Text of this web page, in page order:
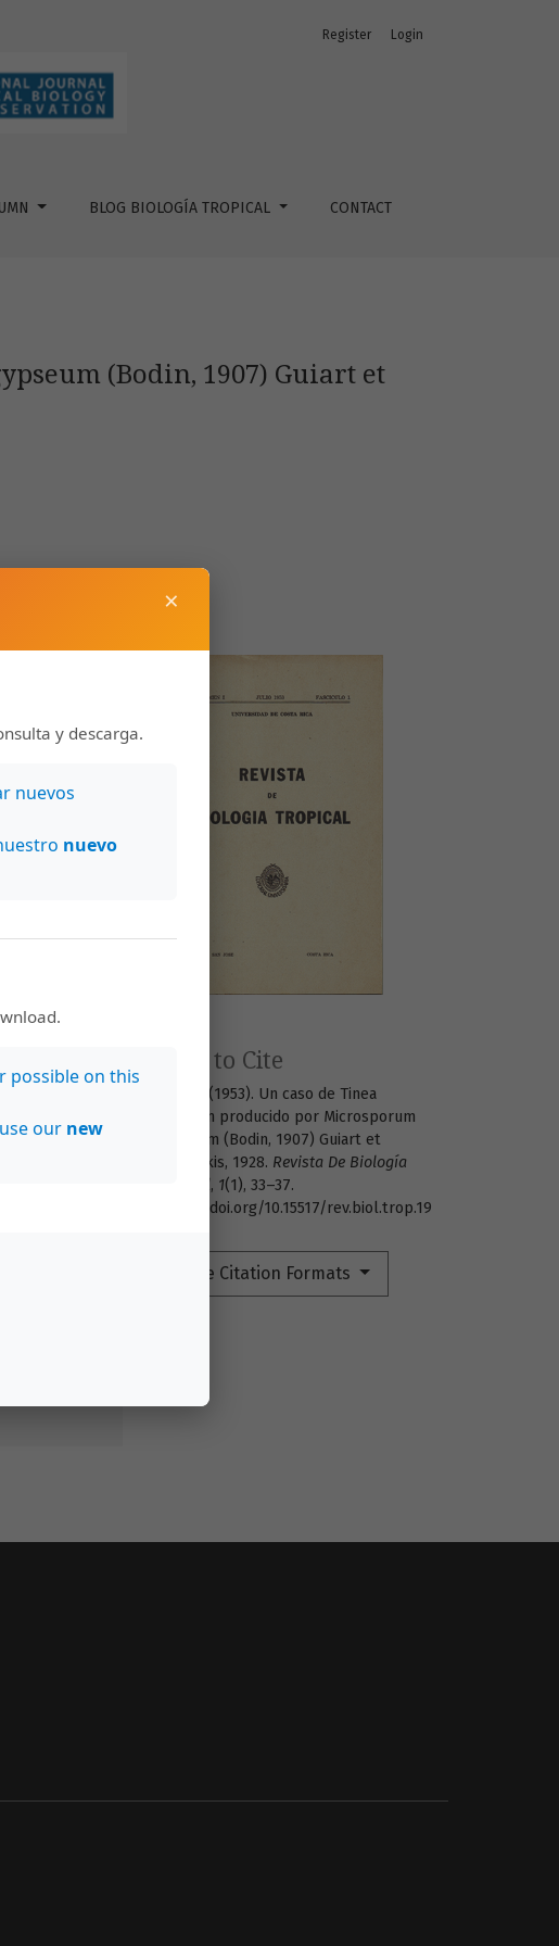
1928
BLOG BIOLOGÍA TROPICAL CONTACT
Register Login
(Bodin, 1907) Guiart et
How to Cite
Ruiz, A. (1953). Un caso de Tinea
unguium producido por Microsporum
gypseum (Bodin, 1907) Guiart et
Grigorakis, 1928. Revista De Biología
Tropical, 1(1), 33–37.
https://doi.org/10.15517/rev.biol.trop.19
More Citation Formats
×
y descarga.
nuevos
nuevo
possible on this
our new